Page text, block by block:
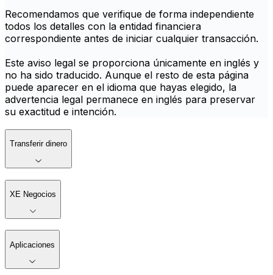
Recomendamos que verifique de forma independiente
todos los detalles con la entidad financiera
correspondiente antes de iniciar cualquier transacción.
Este aviso legal se proporciona únicamente en inglés y
no ha sido traducido. Aunque el resto de esta página
puede aparecer en el idioma que hayas elegido, la
advertencia legal permanece en inglés para preservar
su exactitud e intención.
Transferir dinero
XE Negocios
Aplicaciones